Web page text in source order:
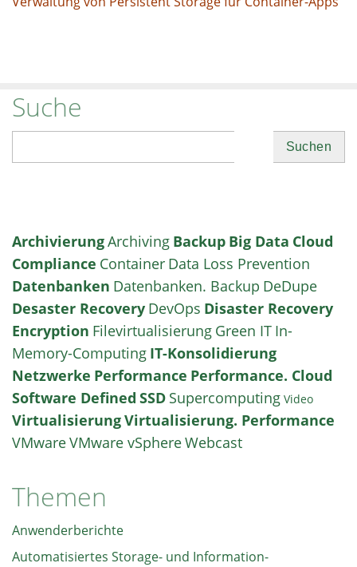
Suche
ArchivierungArchiving Backup Big Data Cloud
Compliance Container Data Loss Prevention
Datenbanken Datenbanken. Backup DeDupe
Desaster Recovery DevOps Disaster Recovery
Encryption Filevirtualisierung Green IT In-
Memory-Computing IT-Konsolidierung
Netzwerke Performance Performance. Cloud
Software Defined SSD Supercomputing Video
VirtualisierungVirtualisierung. Performance
VMwareVMware vSphereWebcast
Themen
Anwenderberichte
Automatisiertes Storage- und Information-